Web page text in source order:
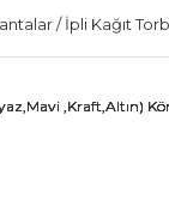
/ İpli Kağıt